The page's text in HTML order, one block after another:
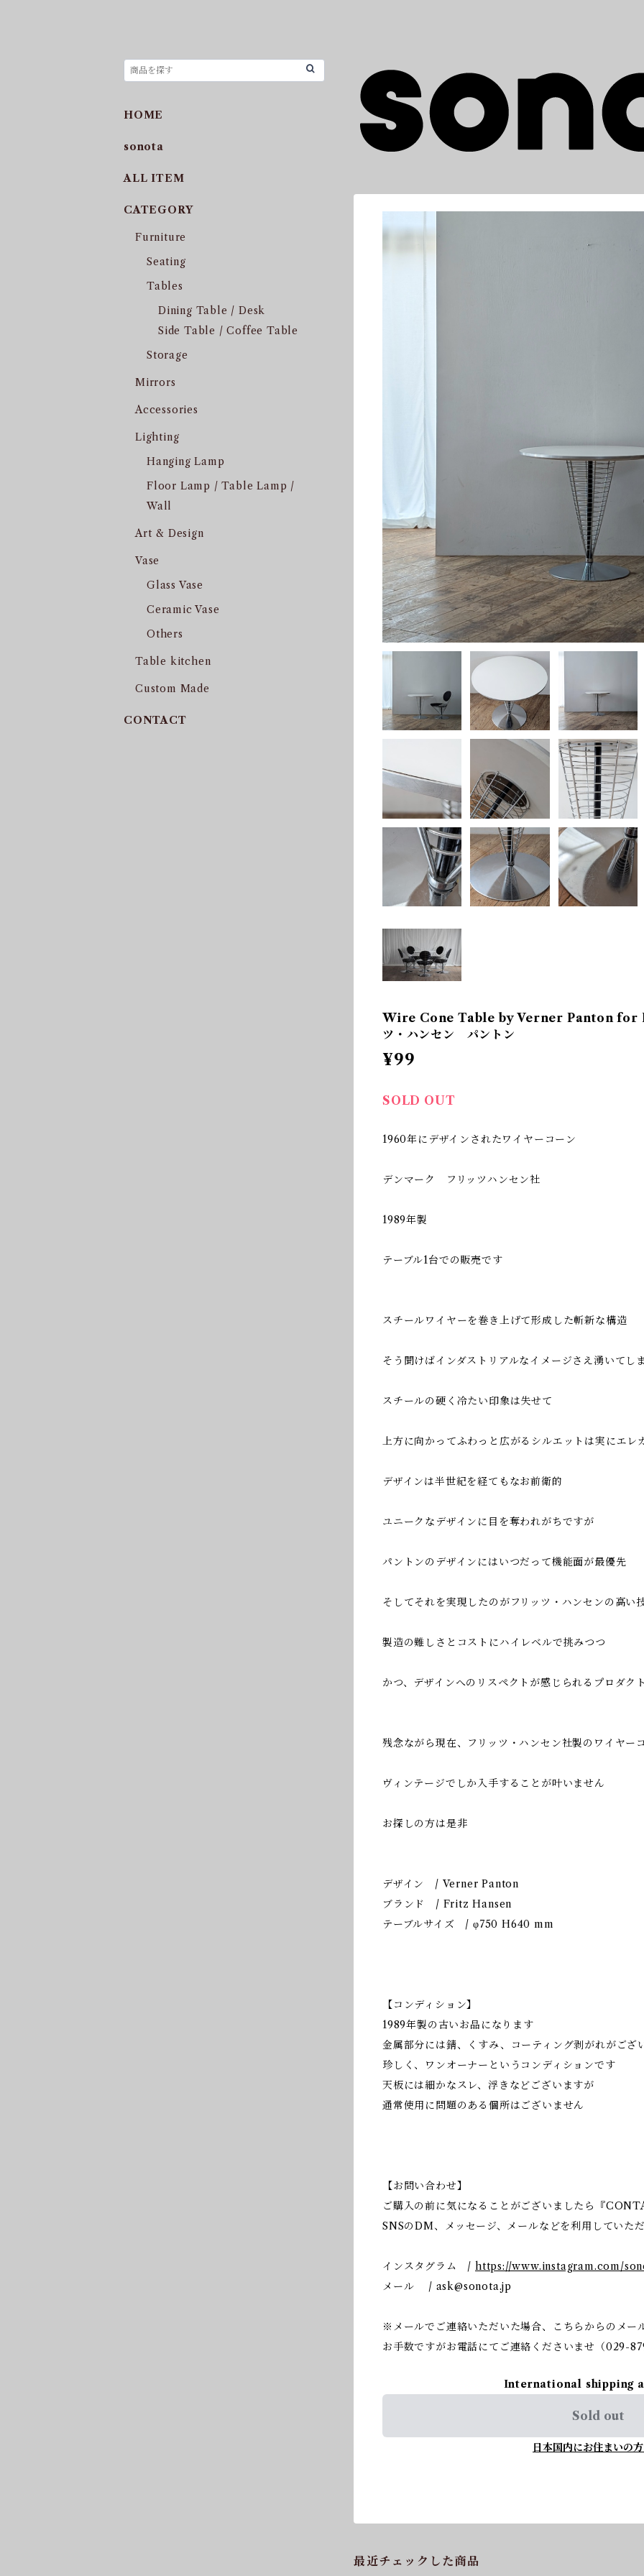
Wire Cone Table by Verner Panton for
ツ・ハンセン パントン
¥99
SOLD OUT
1960年にデザインされたワイヤーコーン
デンマーク フリッツハンセン社
1989年製
テーブル1台での販売です
スチールワイヤーを巻き上げて形成した斬新な構造
そう聞けばインダストリアルなイメージさえ湧いてし
スチールの硬く冷たい印象は失せて
上方に向かってふわっと広がるシルエットは実にエレ
デザインは半世紀を経てもなお前衛的
ユニークなデザインに目を奪われがちですが
パントンのデザインにはいつだって機能面が最優先
そしてそれを実現したのがフリッツ・ハンセンの高い
製造の難しさとコストにハイレベルで挑みつつ
かつ、デザインへのリスペクトが感じられるプロダクト
残念ながら現在、フリッツ・ハンセン社製のワイヤー
ヴィンテージでしか入手することが叶いません
お探しの方は是非
デザイン / Verner Panton
ブランド / Fritz Hansen
テーブルサイズ / φ750 H640 mm
【コンディション】
1989年製の古いお品になります
金属部分には錆、くすみ、コーティング剥がれがござ
珍しく、ワンオーナーというコンディションです
天板には細かなスレ、浮きなどございますが
通常使用に問題のある個所はございません
【お問い合わせ】
ご購入の前に気になることがございましたら『
SNSのDM、メッセージ、メールなどを利用していた
インスタグラム / https://www.instagram.com/
メール / ask@sonota.jp
※メールでご連絡いただいた場合、こちらからのメー
お手数ですがお電話にてご連絡くださいませ（029-
International shipping
Sold out
日本国内にお住まいの
最近チェックした商品
HOME
sonota
ALL ITEM
CATEGORY
Furniture
Seating
Tables
Dining Table / Desk
Side Table / Coffee Table
Storage
Mirrors
Accessories
Lighting
Hanging Lamp
Floor Lamp / Table Lamp /
Wall
Art & Design
Vase
Glass Vase
Ceramic Vase
Others
Table kitchen
Custom Made
CONTACT